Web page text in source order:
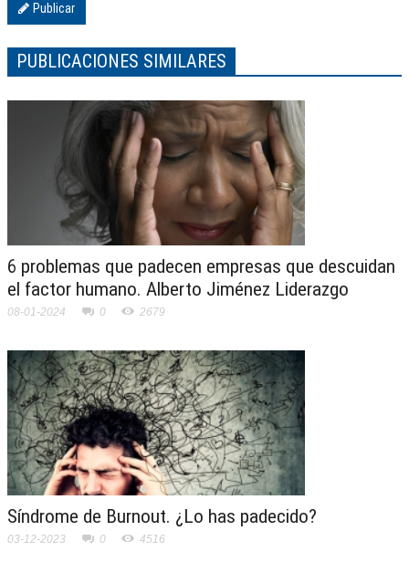
Publicar
PUBLICACIONES SIMILARES
6 problemas que padecen empresas que descuidan
el factor humano. Alberto Jiménez Liderazgo
08-01-2024 0 2679
Síndrome de Burnout. ¿Lo has padecido?
03-12-2023 0 4516